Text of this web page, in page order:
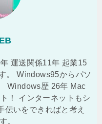
運送関係11年 起業15
。 Windows95からパソ
Windows歴 26年 Mac
！ インターネットもシ
伝いをできればと考え
。